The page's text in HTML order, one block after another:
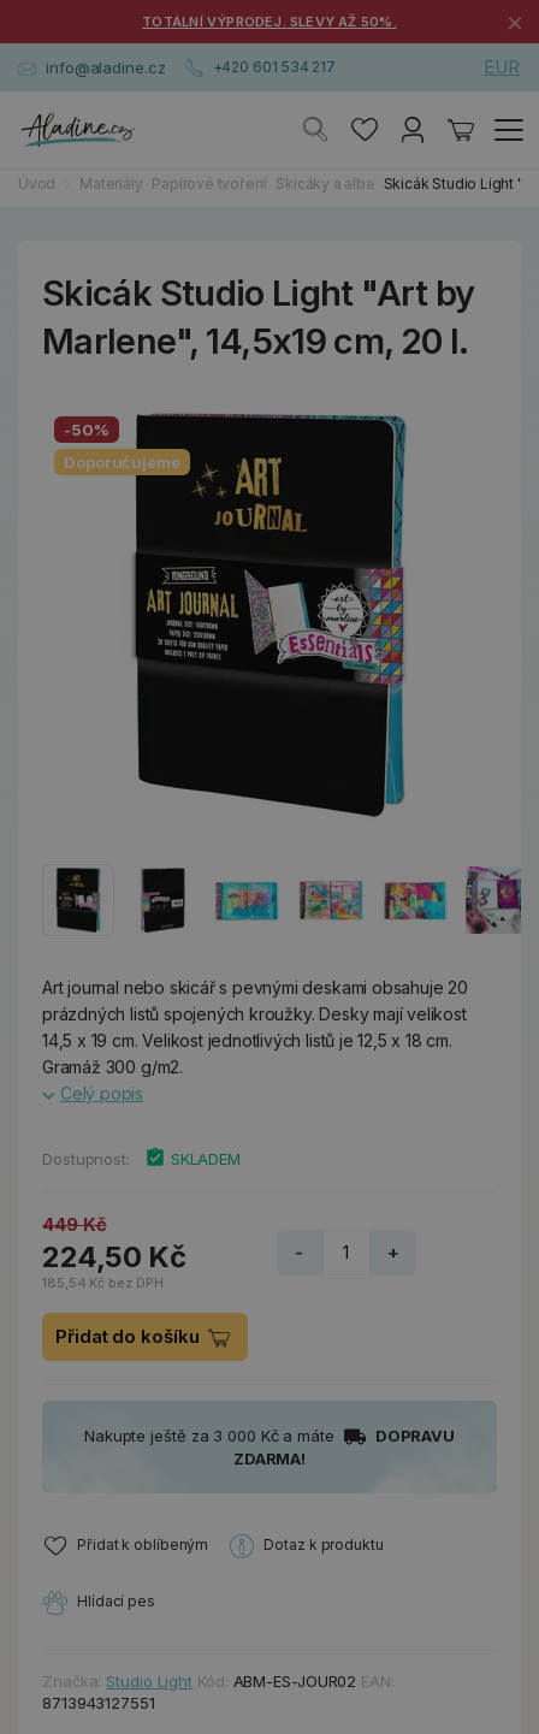
TOTÁLNÍ VÝPRODEJ. SLEVY AŽ 50%. ×
info@aladine.cz +420 601 534 217 EUR
Úvod Materiály Papírové tvoření Skicáky a alba Skicák Studio Light
Skicák Studio Light "Art by
Marlene", 14,5x19 cm, 20 l.
-50%
Doporučujeme
Art journal nebo skicář s pevnými deskami obsahuje 20
prázdných listů spojených kroužky. Desky mají velikost
14,5 x 19 cm. Velikost jednotlivých listů je 12,5 x 18 cm.
Gramáž 300 g/m2.
Celý popis
Dostupnost: SKLADEM
449 Kč
224,50 Kč
185,54 Kč bez DPH
- +
Přidat do košíku
Nakupte ještě za 3 000 Kč a máte
DOPRAVU
ZDARMA!
Přidat k oblíbeným Dotaz k produktu
Hlídací pes
Značka: Studio Light Kód: ABM-ES-JOUR02 EAN:
8713943127551